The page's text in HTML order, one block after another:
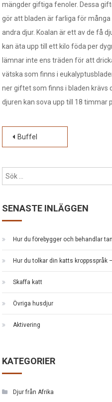
mängder giftiga fenoler. Dessa
gör att bladen är farliga för många
andra djur. Koalan är ett av de få
kan äta upp till ett kilo föda per
lämnar inte ens träden för att
vätska som finns i
ner giftet som finns i bladen krävs
djuren kan sova upp till 18 timmar
Buffel
SENASTE INLÄGGEN
Hur du förebygger och behandlar
Hur du tolkar din katts kroppsspråk
Skaffa katt
Övriga husdjur
Aktivering
KATEGORIER
Djur från Afrika